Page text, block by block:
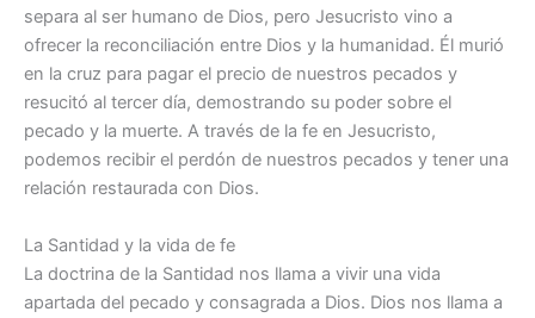
separa al ser humano de Dios, pero Jesucristo vino a
ofrecer la reconciliación entre Dios y la humanidad. Él murió
en la cruz para pagar el precio de nuestros pecados y
resucitó al tercer día, demostrando su poder sobre el
pecado y la muerte. A través de la fe en Jesucristo,
podemos recibir el perdón de nuestros pecados y tener una
relación restaurada con Dios.
La Santidad y la vida de fe
La doctrina de la Santidad nos llama a vivir una vida
apartada del pecado y consagrada a Dios. Dios nos llama a